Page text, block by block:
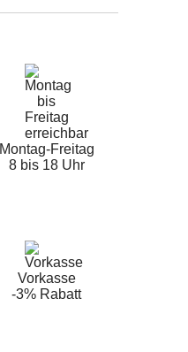
Montag-Freitag
8 bis 18 Uhr
Vorkasse
-3% Rabatt